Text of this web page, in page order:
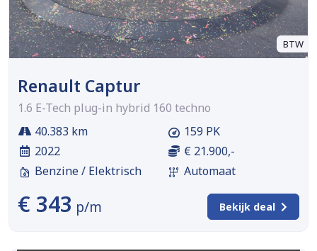
BTW
Renault Captur
1.6 E-Tech plug-in hybrid 160 techno
40.383 km
2022
Benzine / Elektrisch
159 PK
€ 21.900,-
Automaat
€ 343 p/m Bekijk deal